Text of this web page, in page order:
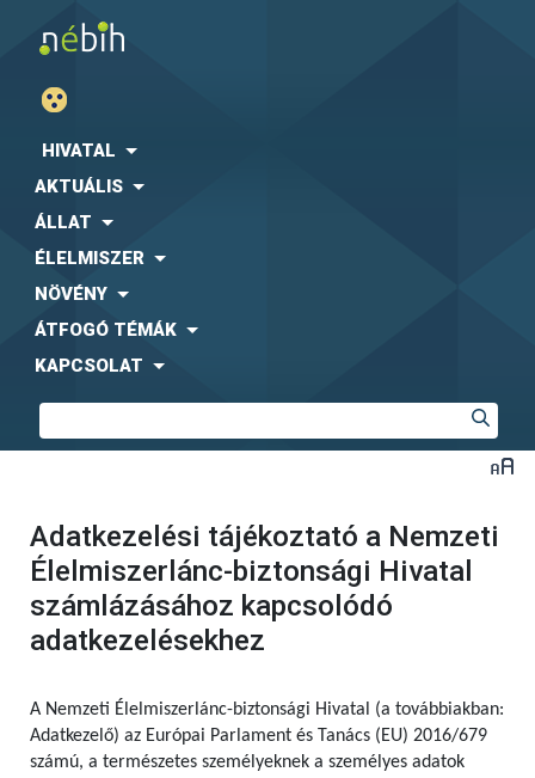
HIVATAL
AKTUÁLIS
ÁLLAT
ÉLELMISZER
NÖVÉNY
ÁTFOGÓ TÉMÁK
KAPCSOLAT
Adatkezelési tájékoztató a Nemzeti
Élelmiszerlánc-biztonsági Hivatal
számlázásához kapcsolódó
adatkezelésekhez
A Nemzeti Élelmiszerlánc-biztonsági Hivatal (a továbbiakban:
Adatkezelő) az Európai Parlament és Tanács (EU) 2016/679
számú, a természetes személyeknek a személyes adatok